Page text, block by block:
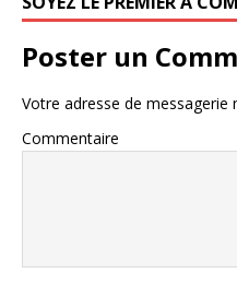
Poster un
Votre adresse de messagerie
Commentaire